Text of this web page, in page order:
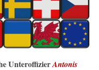
UnteroffizierAntonis